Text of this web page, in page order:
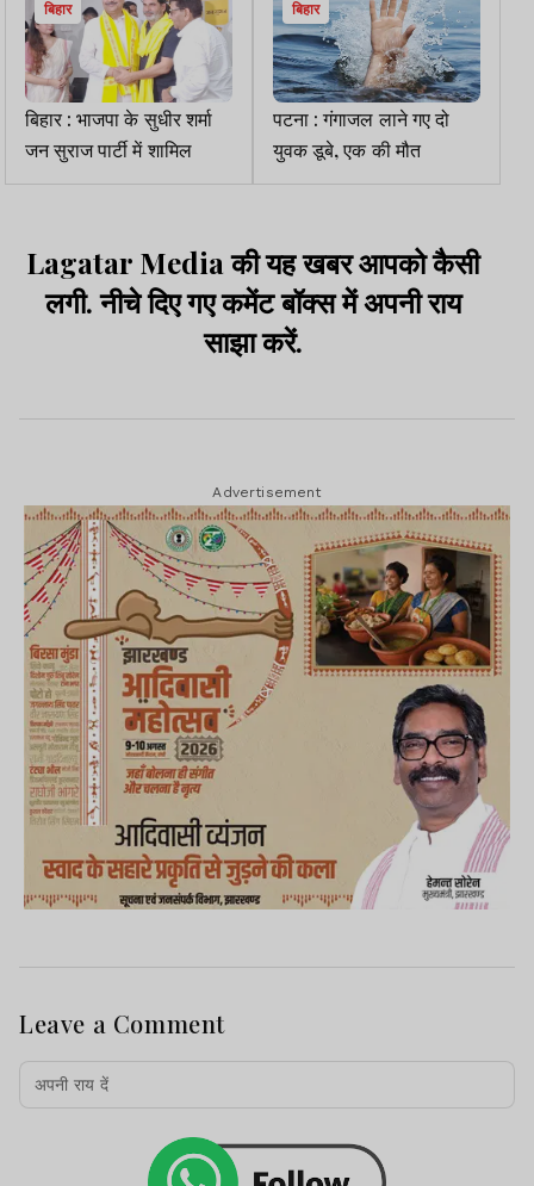
बिहार
बिहार : भाजपा के सुधीर शर्मा
जन सुराज पार्टी में शामिल
बिहार
पटना : गंगाजल लाने गए दो
युवक डूबे, एक की मौत
Lagatar Media की यह खबर आपको कैसी
लगी. नीचे दिए गए कमेंट बॉक्स में अपनी राय
साझा करें.
Advertisement
Leave a Comment